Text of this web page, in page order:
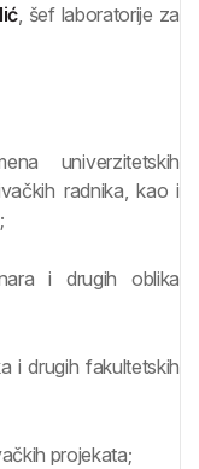
, šef laboratorije za
univerzitetskih
radnika, kao i
i drugih oblika
i drugih fakultetskih
projekata;